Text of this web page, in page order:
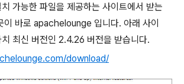
가능한 파일을 제공하는 사이트에서 받는
이 바로 apachelounge 입니다. 아래 사이
최신 버전인 2.4.26 버전을 받습니다.
download/